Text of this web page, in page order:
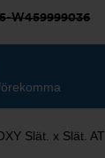
W459999036
Slät. x Slät. AT